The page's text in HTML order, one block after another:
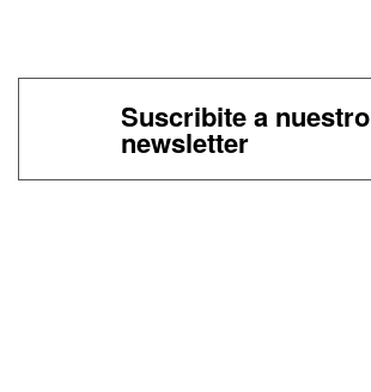
Suscribite a nuestro
newsletter